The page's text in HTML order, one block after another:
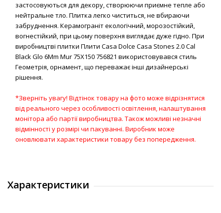
застосовуються для декору, створюючи приємне тепле або
нейтральне тло. Плитка легко чиститься, не вбираючи
забруднення. Керамограніт екологічний, морозостійкий,
вогнестійкий, при цьому поверхня виглядає дуже гідно. При
виробництві плитки Плити Casa Dolce Casa Stones 2.0 Cal
Black Glo 6Mm Mur 75X150 756821 використовувався стиль
Геометрія, орнамент, що переважає інші дизайнерські
рішення.
*Зверніть увагу! Відтінок товару на фото може відрізнятися
від реального через особливості освітлення, налаштування
монітора або партії виробництва. Також можливі незначні
відмінності у розмірі чи пакуванні. Виробник може
оновлювати характеристики товару без попередження.
Характеристики